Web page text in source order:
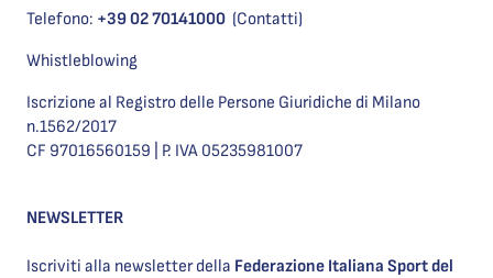
Telefono: +39 02 70141000 (Contatti)
Whistleblowing
Iscrizione al Registro delle Persone Giuridiche di Milano
n.1562/2017
CF 97016560159 | P. IVA 05235981007
NEWSLETTER
Iscriviti alla newsletter della Federazione Italiana Sport del